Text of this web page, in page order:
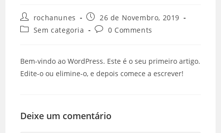
rochanunes
26 de Novembro, 2019
Sem categoria
0 Comments
Bem-vindo ao WordPress. Este é o seu primeiro artigo.
Edite-o ou elimine-o, e depois comece a escrever!
Deixe um comentário